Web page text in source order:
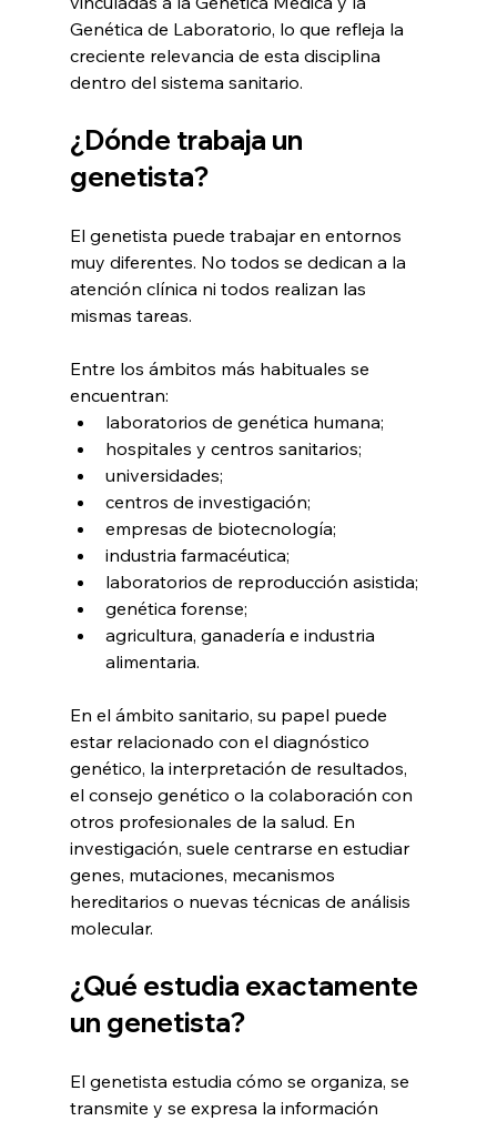
Genética de Laboratorio, lo que refleja la
creciente relevancia de esta disciplina
dentro del sistema sanitario.
¿Dónde trabaja un
genetista?
El genetista puede trabajar en entornos
muy diferentes. No todos se dedican a la
atención clínica ni todos realizan las
mismas tareas.
Entre los ámbitos más habituales se
encuentran:
laboratorios de genética humana;
hospitales y centros sanitarios;
universidades;
centros de investigación;
empresas de biotecnología;
industria farmacéutica;
laboratorios de reproducción asistida;
genética forense;
agricultura, ganadería e industria
alimentaria.
En el ámbito sanitario, su papel puede
estar relacionado con el diagnóstico
genético, la interpretación de resultados,
el consejo genético o la colaboración con
otros profesionales de la salud. En
investigación, suele centrarse en estudiar
genes, mutaciones, mecanismos
hereditarios o nuevas técnicas de análisis
molecular.
¿Qué estudia exactamente
un genetista?
El genetista estudia cómo se organiza, se
transmite y se expresa la información